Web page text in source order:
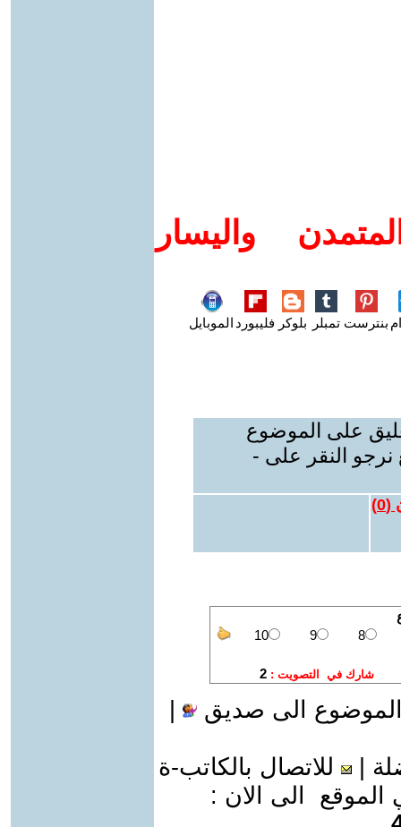
واليسار
بنترست تمبلر بلوكر فليبورد الموبايل
على الموضوع
نرجو النقر على -
(
0
)
الى صديق
للاتصال بالكاتب-ة
الى الان :